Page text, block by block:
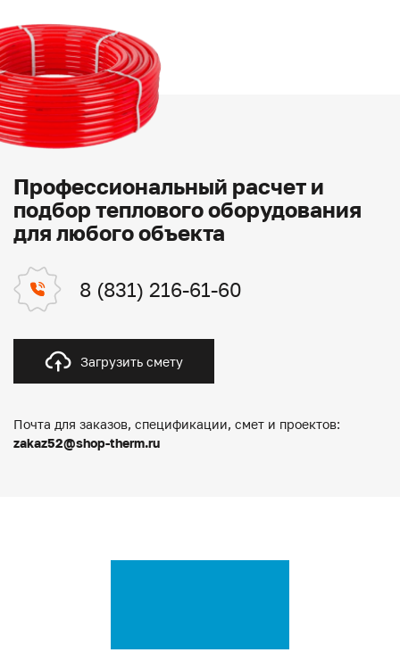
Профессиональный расчет и
подбор теплового оборудования
для любого объекта
8 (831) 216-61-60
Загрузить смету
Почта для заказов, спецификации, смет и проектов:
zakaz52@shop-therm.ru